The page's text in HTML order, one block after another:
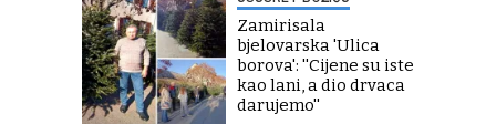
Zamirisala
bjelovarska 'Ulica
borova': ''Cijene su iste
kao lani, a dio drvaca
darujemo''